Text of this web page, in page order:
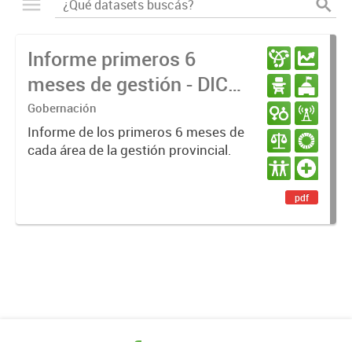
Informe primeros 6
meses de gestión - DIC
23 / JUN 24
Gobernación
Informe de los primeros 6 meses de
cada área de la gestión provincial.
pdf